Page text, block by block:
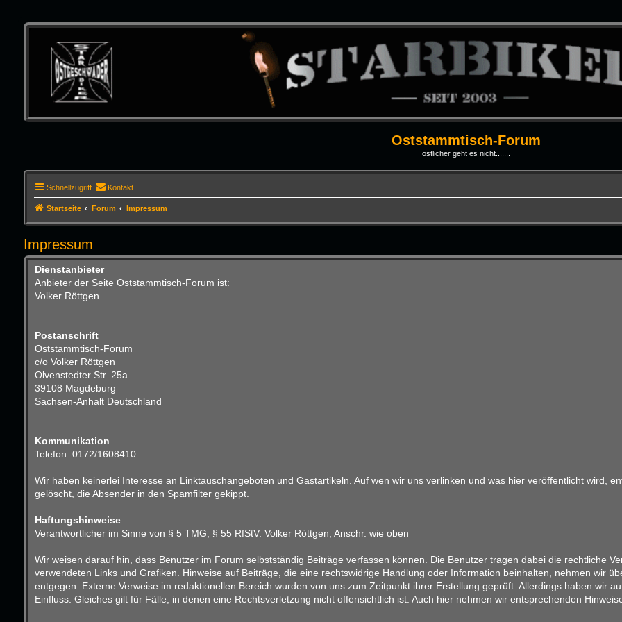
Oststammtisch-Forum
östlicher geht es nicht.......
Schnellzugriff Kontakt
Startseite Forum Impressum
Impressum
Dienstanbieter
Anbieter der Seite Oststammtisch-Forum ist:
Volker Röttgen
Postanschrift
Oststammtisch-Forum
c/o Volker Röttgen
Olvenstedter Str. 25a
39108 Magdeburg
Sachsen-Anhalt Deutschland
Kommunikation
Telefon: 0172/1608410
Wir haben keinerlei Interesse an Linktauschangeboten und Gastartikeln. Auf wen wir uns verlinken und was hier veröffentlicht wird,
gelöscht, die Absender in den Spamfilter gekippt.
Haftungshinweise
Verantwortlicher im Sinne von § 5 TMG, § 55 RfStV: Volker Röttgen, Anschr. wie oben
Wir weisen darauf hin, dass Benutzer im Forum selbstständig Beiträge verfassen können. Die Benutzer tragen dabei die rechtliche
verwendeten Links und Grafiken. Hinweise auf Beiträge, die eine rechtswidrige Handlung oder Information beinhalten, nehmen wir
entgegen. Externe Verweise im redaktionellen Bereich wurden von uns zum Zeitpunkt ihrer Erstellung geprüft. Allerdings haben wir
Einfluss. Gleiches gilt für Fälle, in denen eine Rechtsverletzung nicht offensichtlich ist. Auch hier nehmen wir entsprechenden